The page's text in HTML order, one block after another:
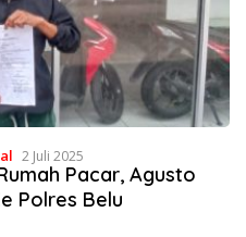
2 Juli 2025
Pacar, Agusto
Polres Belu